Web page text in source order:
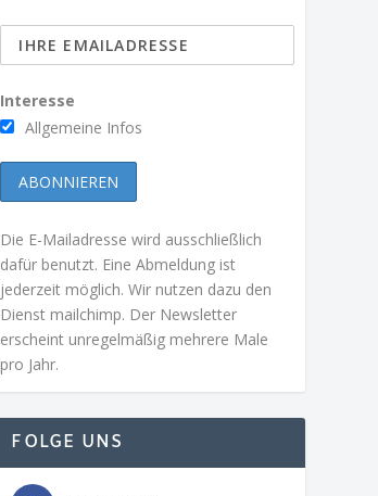
Interesse
Allgemeine Infos
Die E-Mailadresse wird ausschließlich
dafür benutzt. Eine Abmeldung ist
jederzeit möglich. Wir nutzen dazu den
Dienst mailchimp. Der Newsletter
erscheint unregelmäßig mehrere Male
pro Jahr.
FOLGE UNS